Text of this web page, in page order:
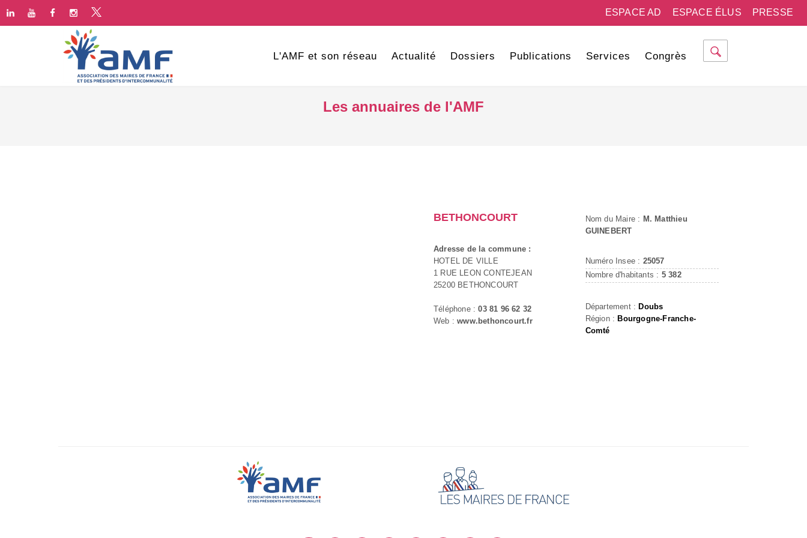
PRESSE
ESPACE ÉLUS
ESPACE AD
L'AMF et son réseau Actualité Dossiers Publications Services Congrès
Les annuaires de l'AMF
BETHONCOURT
Adresse de la commune :
HOTEL DE VILLE
1 RUE LEON CONTEJEAN
25200 BETHONCOURT
Téléphone :03 81 96 62 32
Web :www.bethoncourt.fr
Nom du Maire : M. Matthieu
GUINEBERT
Numéro Insee : 25057
Nombre d'habitants : 5 382
Département : Doubs
Région : Bourgogne-Franche-
Comté